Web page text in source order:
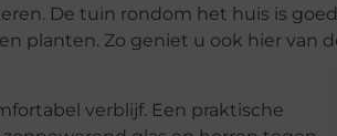
De tuin rondom het huis is goed
planten. Zo geniet u ook hier van
verblijf. Een praktische